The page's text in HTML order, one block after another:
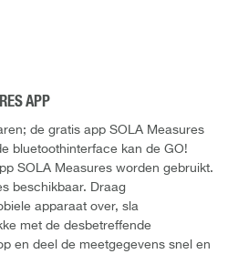
APP
de gratis app SOLA Measures
bluetoothinterface kan de GO!
SOLA Measures worden gebruikt.
beschikbaar. Draag
apparaat over, sla
met de desbetreffende
en deel de meetgegevens snel en